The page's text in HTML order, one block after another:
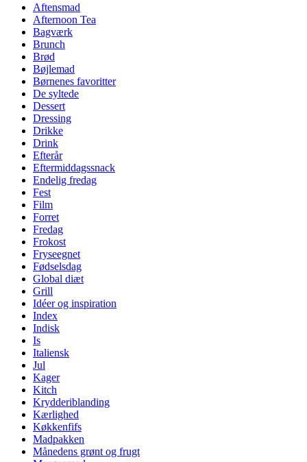
Aftensmad
Afternoon Tea
Bagværk
Brunch
Brød
Bøjlemad
Børnenes favoritter
De syltede
Dessert
Dressing
Drikke
Drink
Efterår
Eftermiddagssnack
Endelig fredag
Fest
Film
Forret
Fredag
Frokost
Fryseegnet
Fødselsdag
Global diæt
Grill
Idéer og inspiration
Index
Indisk
Is
Italiensk
Jul
Kager
Kitch
Krydderiblanding
Kærlighed
Køkkenfifs
Madpakken
Månedens grønt og frugt